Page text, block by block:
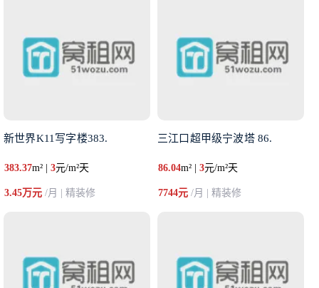
新世界K11写字楼383.
383.37m² | 3元/m²天
3.45万元 /月 | 精装修
三江口超甲级宁波塔 86.
86.04m² |3元/m²天
7744元/月 | 精装修